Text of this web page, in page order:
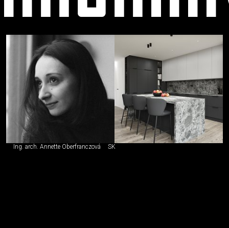
výtvarník
(grafik)
Ing. arch. Annette Oberfranczová SK